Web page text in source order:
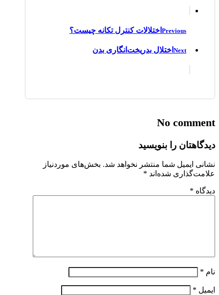
Previous اختلالات کنترل تکانه چیست؟
Next اختلال بدریخت‌انگاری بدن
No comment
دیدگاهتان را بنویسید
نشانی ایمیل شما منتشر نخواهد شد. بخش‌های موردنیاز
علامت‌گذاری شده‌اند *
دیدگاه *
نام *
ایمیل *